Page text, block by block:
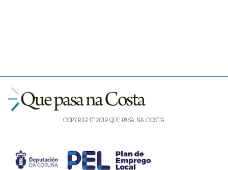
COPYRIGHT 2019 QUE PASA NA COSTA